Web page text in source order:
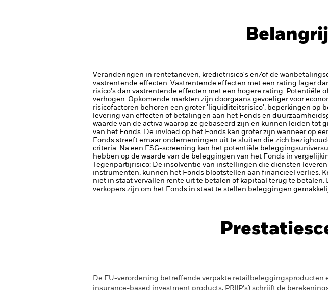
Veranderingen in rentetarieven, kredietrisico's en/of de
vastrentende effecten. Vastrentende effecten met een rating lager
risico's dan vastrentende effecten met een hogere rating. Potentiële
verhogen. Opkomende markten zijn doorgaans gevoeliger voor
risicofactoren behoren een groter 'liquiditeitsrisico', beperkingen op
levering van effecten of betalingen aan het Fonds en
waarde van de activa waarop ze gebaseerd zijn en kunnen leiden
van het Fonds. De invloed op het Fonds kan groter zijn wanneer op
Fonds streeft ernaar ondernemingen uit te sluiten die zich
criteria. Na een ESG-screening kan het potentiële
hebben op de waarde van de beleggingen van het Fonds in
Tegenpartijrisico: De insolventie van instellingen die diensten
instrumenten, kunnen het Fonds blootstellen aan financieel verlies.
niet in staat vervallen rente uit te betalen of kapitaal terug te betalen.
verkopers zijn om het Fonds in staat te stellen beleggingen
De EU-verordening betreffende verpakte
insurance-based investment products, PRIIP's) schrijft de